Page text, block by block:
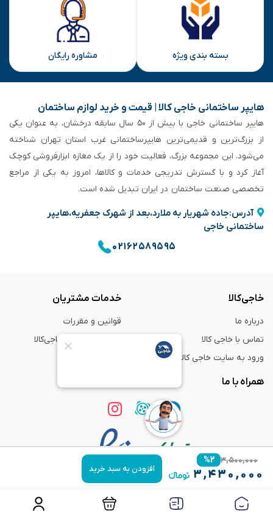
۳,۵۰۰,۰۰۰ ۲%
۳,۴۳۰,۰۰۰ افزودن به سبد خرید
بسته بندی ویژه مشاوره رایگان
هایپر ساختمانی خاجی‌ کالا | قیمت و خرید لوازم ساختمان
هایپر ساختمانی خاجی‌ با بیش از ۵۰ سال سابقه‌ درخشان، به عنوان یکی
از بزرگ‌ترین و قدیمی‌ترین هایپرساختمانی‌ غرب استان تهران شناخته
می‌شود. این مجموعه بزرگ، فعالیت خود را از یک مغازه ابزارفروشی کوچک
آغاز کرد و با گسترش تدریجی خدمات و کالاها، امروز به یکی از مراجع
تخصصی صنعت ساختمان در ایران تبدیل شده است.
آدرس:جاده شهریار به ملارد،بعد از شهرک جعفریه،هایپر
ساختمانی خاجی
۰۲۱۶۲۵۸۹۵۹۵
خاجی‌کالا
درباره ما
تماس با خاجی کالا
ورود به سایت خاجی‌ کالا
خدمات مشتریان
قوانین و مقررات
راهنمای خرید از خاجی‌کالا
همراه با ما
استفاده از مطالب فروشگاه اینترنتی خاجی‌ کالا
فقط برای مقاصد غیر تجاری و با ذکر